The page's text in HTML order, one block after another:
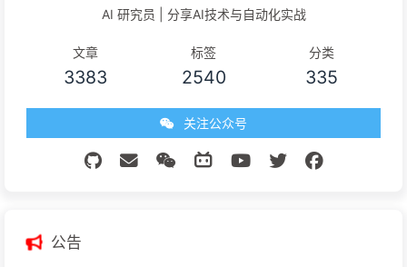
AI 研究员 | 分享AI技术与自动化实战
文章
3383
标签
2540
分类
335
关注公众号
公告